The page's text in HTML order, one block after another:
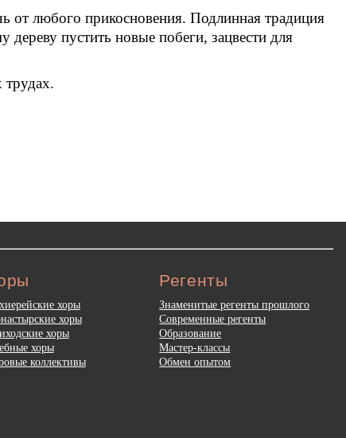
от любого прикосновения. Подлинная традиция
дереву пустить новые побеги, зацвести для
хоры
хоры
хоры
хоры
коллективы
Регенты
Знаменитые регенты прошлого
Современные регенты
Образование
Мастер-классы
Обмен опытом